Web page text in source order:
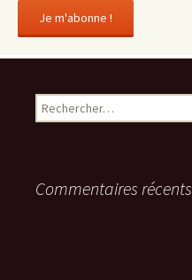
Rechercher :
Commentaires récents